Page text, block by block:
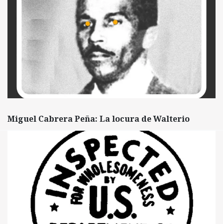
Miguel Cabrera Peña: La locura de Walterio